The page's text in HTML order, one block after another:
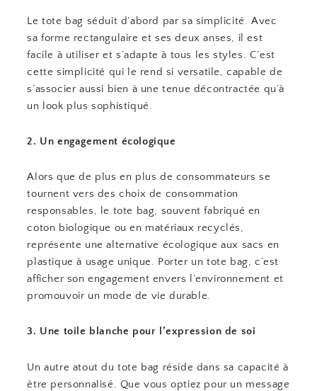
Le tote bag séduit d’abord par sa simplicité. Avec
sa forme rectangulaire et ses deux anses, il est
facile à utiliser et s’adapte à tous les styles. C’est
cette simplicité qui le rend si versatile, capable de
s’associer aussi bien à une tenue décontractée qu’à
un look plus sophistiqué.
2. Un engagement écologique
Alors que de plus en plus de consommateurs se
tournent vers des choix de consommation
responsables, le tote bag, souvent fabriqué en
coton biologique ou en matériaux recyclés,
représente une alternative écologique aux sacs en
plastique à usage unique. Porter un tote bag, c’est
afficher son engagement envers l’environnement et
promouvoir un mode de vie durable.
3. Une toile blanche pour l’expression de soi
Un autre atout du tote bag réside dans sa capacité à
être personnalisé. Que vous optiez pour un message